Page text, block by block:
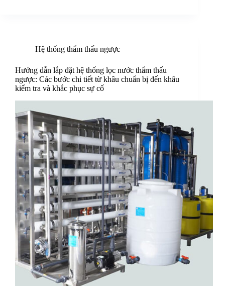
Hệ thống thẩm thấu ngược
Hướng dẫn lắp đặt hệ thống lọc nước thẩm thấu
ngược: Các bước chi tiết từ khâu chuẩn bị đến khâu
kiểm tra và khắc phục sự cố